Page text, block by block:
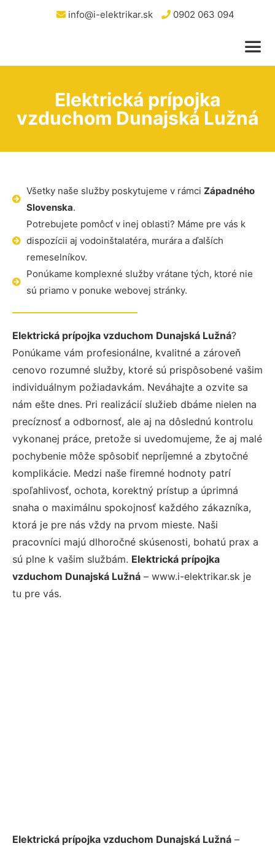
info@i-elektrikar.sk 0902 063 094
Elektrická prípojka
vzduchom Dunajská Lužná
Všetky naše služby poskytujeme v rámci Západného
Slovenska.
Potrebujete pomôcť v inej oblasti? Máme pre vás k
dispozícii aj vodoinštalatéra, murára a ďalších
remeselníkov.
Ponúkame komplexné služby vrátane tých, ktoré nie
sú priamo v ponuke webovej stránky.
Elektrická prípojka vzduchom Dunajská Lužná?
Ponúkame vám profesionálne, kvalitné a zároveň
cenovo rozumné služby, ktoré sú prispôsobené vašim
individuálnym požiadavkám. Neváhajte a ozvite sa
nám ešte dnes. Pri realizácií služieb dbáme nielen na
precíznosť a odbornosť, ale aj na dôslednú kontrolu
vykonanej práce, pretože si uvedomujeme, že aj malé
pochybenie môže spôsobiť nepríjemné a zbytočné
komplikácie. Medzi naše firemné hodnoty patrí
spoľahlivosť, ochota, korektný prístup a úprimná
snaha o maximálnu spokojnosť každého zákazníka,
ktorá je pre nás vždy na prvom mieste. Naši
pracovníci majú dlhoročné skúsenosti, bohatú prax a
sú plne k vašim službám. Elektrická prípojka
vzduchom Dunajská Lužná – www.i-elektrikar.sk je
tu pre vás.
Elektrická prípojka vzduchom Dunajská Lužná –